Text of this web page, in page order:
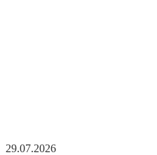
29.07.2026